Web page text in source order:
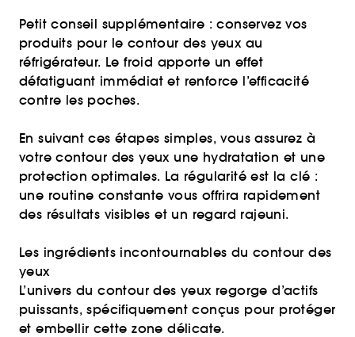
Petit conseil supplémentaire : conservez vos
produits pour le contour des yeux au
réfrigérateur. Le froid apporte un effet
défatiguant immédiat et renforce l’efficacité
contre les poches.
En suivant ces étapes simples, vous assurez à
votre contour des yeux une hydratation et une
protection optimales. La régularité est la clé :
une routine constante vous offrira rapidement
des résultats visibles et un regard rajeuni.
Les ingrédients incontournables du contour des
yeux
L’univers du contour des yeux regorge d’actifs
puissants, spécifiquement conçus pour protéger
et embellir cette zone délicate.